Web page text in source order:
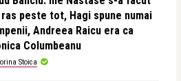
ras peste tot, Hagi spune numai
Andreea Raicu era ca
Columbeanu
Stoica